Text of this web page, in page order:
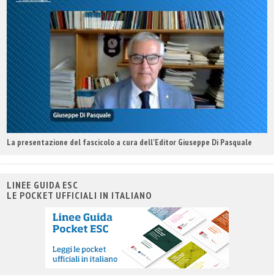
La presentazione del fascicolo a cura dell'Editor Giuseppe Di Pasquale
LINEE GUIDA ESC
LE POCKET UFFICIALI IN ITALIANO